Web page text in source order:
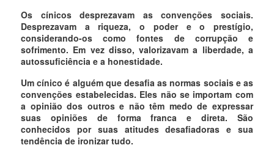
Os cínicos desprezavam as convenções sociais.
Desprezavam a riqueza, o poder e o prestígio,
considerando-os como fontes de corrupção e
sofrimento. Em vez disso, valorizavam a liberdade, a
autossuficiência e a honestidade.
Um cínico é alguém que desafia as normas sociais e as
convenções estabelecidas. Eles não se importam com
a opinião dos outros e não têm medo de expressar
suas opiniões de forma franca e direta. São
conhecidos por suas atitudes desafiadoras e sua
tendência de ironizar tudo.